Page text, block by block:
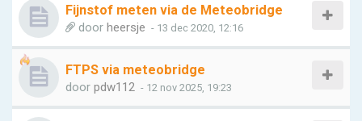
Fijnstof meten via de Meteobridge
door heersje - 13 dec 2020, 12:16
FTPS via meteobridge
door pdw112 - 12 nov 2025, 19:23